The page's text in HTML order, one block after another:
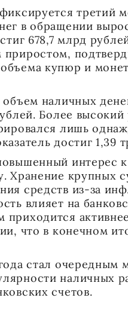
третий
в обращении
678,7 млрд
приростом,
купюр и
наличных
Более высокий
лишь
достиг 1,39
интерес
Хранение крупных
средств из-за
влияет на
что в конечном
стал очередным
наличных
счетов.